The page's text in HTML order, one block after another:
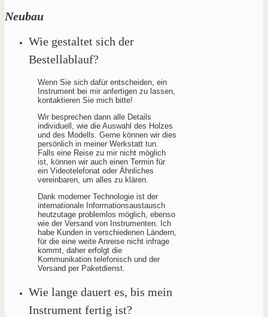
Neubau
Wie gestaltet sich der
Bestellablauf?
Wenn Sie sich dafür entscheiden, ein
Instrument bei mir anfertigen zu lassen,
kontaktieren Sie mich bitte!
Wir besprechen dann alle Details
individuell, wie die Auswahl des Holzes
und des Modells. Gerne können wir dies
persönlich in meiner Werkstatt tun.
Falls eine Reise zu mir nicht möglich
ist, können wir auch einen Termin für
ein Videotelefonat oder Ähnliches
vereinbaren, um alles zu klären.
Dank moderner Technologie ist der
internationale Informationsaustausch
heutzutage problemlos möglich, ebenso
wie der Versand von Instrumenten. Ich
habe Kunden in verschiedenen Ländern,
für die eine weite Anreise nicht infrage
kommt, daher erfolgt die
Kommunikation telefonisch und der
Versand per Paketdienst.
Wie lange dauert es, bis mein
Instrument fertig ist?